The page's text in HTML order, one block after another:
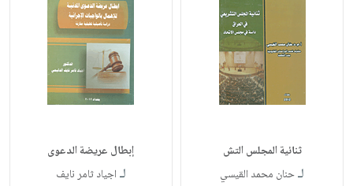
ثنائية المجلس التش
لـحنان محمد القيسي
إبطال عريضة الدعوى
لـ اجياد ثامر نايف